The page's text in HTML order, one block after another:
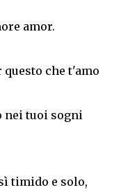
amor.
questo che t'amo
nei tuoi sogni
timido e solo,